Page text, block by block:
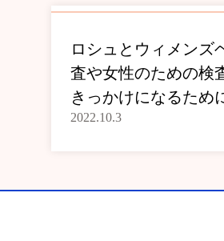
ロシュとウィメンズ
査や女性のための検
きっかけになるため
2022.10.3